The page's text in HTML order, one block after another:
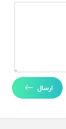
ارسال